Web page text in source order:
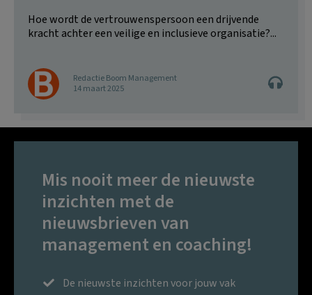
Hoe wordt de vertrouwenspersoon een drijvende
kracht achter een veilige en inclusieve organisatie?...
Redactie Boom Management
14 maart 2025
Mis nooit meer de nieuwste
inzichten met de
nieuwsbrieven van
management en coaching!
De nieuwste inzichten voor jouw vak